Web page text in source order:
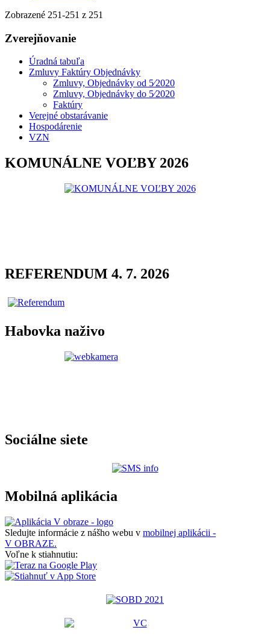
Zobrazené 251-251 z 251
Zverejňovanie
Úradná tabuľa
Zmluvy Faktúry Objednávky
Zmluvy, Objednávky od 5⁄2020
Zmluvy, Objednávky do 5⁄2020
Faktúry
Verejné obstarávanie
Hospodárenie
VZN
KOMUNÁLNE VOĽBY 2026
REFERENDUM 4. 7. 2026
Habovka naživo
Sociálne siete
Mobilná aplikácia
Sledujte informácie z nášho webu v mobilnej aplikácii -
V OBRAZE.
Voľne k stiahnutiu: